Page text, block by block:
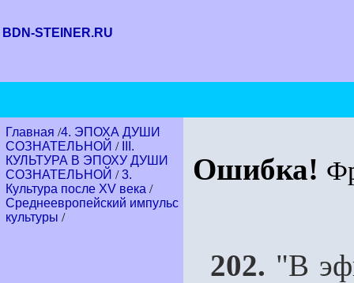
BDN-STEINER.RU
Главная /4. ЭПОХА ДУШИ
СОЗНАТЕЛЬНОЙ /
III.
КУЛЬТУРА В ЭПОХУ ДУШИ
СОЗНАТЕЛЬНОЙ /3.
Культура после XV века /
Среднеевропейский импульс
культуры /
Ошибка!
202. "В